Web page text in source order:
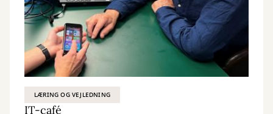
LÆRING OG VEJLEDNING
IT-café